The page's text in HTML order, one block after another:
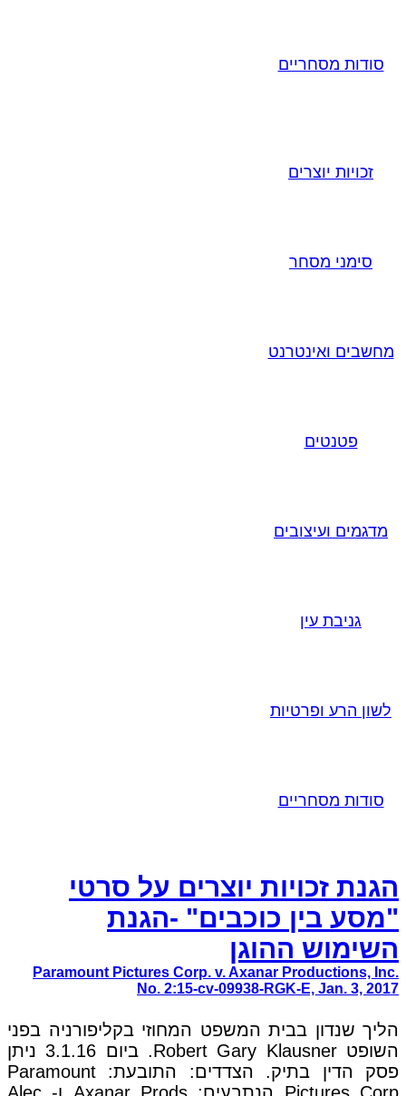
סודות מסחריים
זכויות יוצרים
סימני מסחר
מחשבים ואינטרנט
פטנטים
מדגמים ועיצובים
גניבת עין
לשון הרע ופרטיות
סודות מסחריים
הגנת זכויות יוצרים על סרטי
"מסע בין כוכבים" -הגנת
השימוש ההוגן
Paramount Pictures Corp. v. Axanar Productions, Inc.
No. 2:15-cv-09938-RGK-E, Jan. 3, 2017
הליך שנדון בבית המשפט המחוזי בקליפורניה בפני
השופט Robert Gary Klausner. ביום 3.1.16 ניתן
פסק הדין בתיק. הצדדים: התובעת: Paramount
Pictures Corp הנתבעים: Axanar Prods ו- Alec